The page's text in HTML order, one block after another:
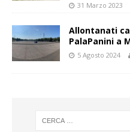
31 Marzo 2023
Allontanati
PalaPanini a
5 Agosto 2024